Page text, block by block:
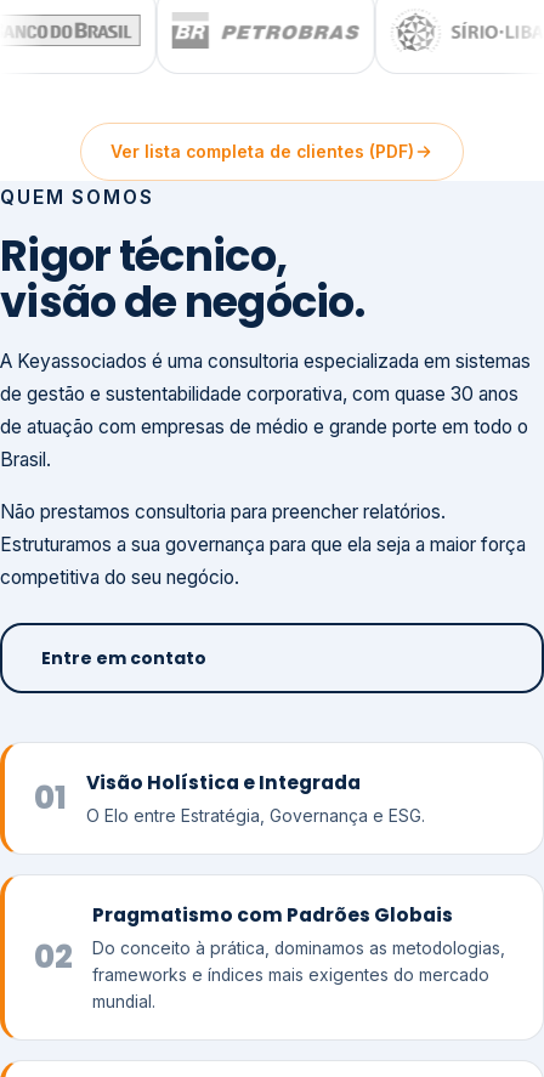
Ver lista completa de clientes (PDF)
QUEM SOMOS
Rigor técnico,
visão de negócio.
A Keyassociados é uma consultoria especializada em sistemas
de gestão e sustentabilidade corporativa, com quase 30 anos
de atuação com empresas de médio e grande porte em todo o
Brasil.
Não prestamos consultoria para preencher relatórios.
Estruturamos a sua governança para que ela seja a maior força
competitiva do seu negócio.
Entre em contato
01 Visão Holística e Integrada
O Elo entre Estratégia, Governança e ESG.
02
Pragmatismo com Padrões Globais
Do conceito à prática, dominamos as metodologias,
frameworks e índices mais exigentes do mercado
mundial.